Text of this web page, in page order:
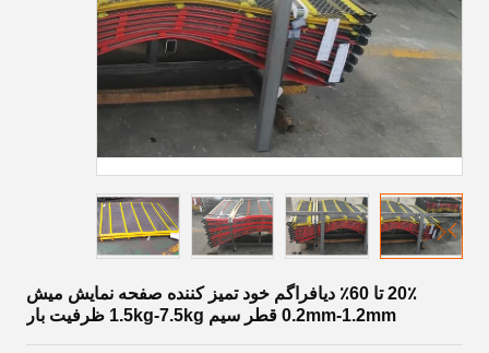
20٪ تا 60٪ دیافراگم خود تمیز کننده صفحه نمایش میش
0.2mm-1.2mm قطر سیم 1.5kg-7.5kg ظرفیت بار